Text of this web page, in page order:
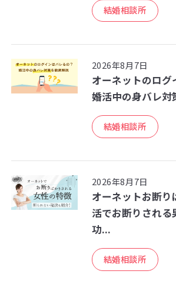
結婚相談所
2026年8月7日
オーネットのログ
婚活中の身バレ対
結婚相談所
2026年8月7日
オーネットお断
活でお断りされる
功...
結婚相談所